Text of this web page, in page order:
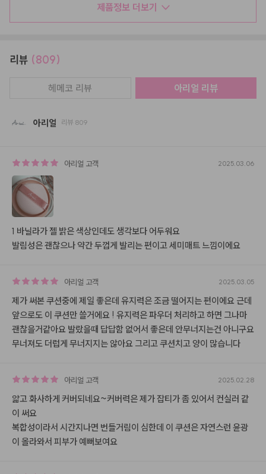
제품정보 더보기
리뷰 (809)
헤메코 리뷰 아리얼 리뷰
아리얼 리뷰 809
아리얼 고객 2025.03.06
1 바닐라가 젤 밝은 색상인데도 생각보다 어두워요
발림성은 괜찮으나 약간 두껍게 발리는 편이고 세미매트 느낌이에요
아리얼 고객 2025.03.05
제가 써본 쿠션중에 제일 좋은데 유지력은 조금 떨어지는 편이에요 근데
앞으로도 이 쿠션만 쓸거에요 ! 유지력은 파우더 처리하고 하면 그나마
괜찮을거같아요 발랐을때 답답함 없어서 좋은데 안무너지는건 아니구요
무너져도 더럽게 무너지지는 않아요 그리고 쿠션치고 양이 많습니다
아리얼 고객 2025.02.28
얇고 화사하게 커버되네요~커버력은 제가 잡티가 좀 있어서 컨실러 같
이 써요
복합성이라서 시간지나면 번들거림이 심한데 이 쿠션은 자연스런 윤광
이 올라와서 피부가 예뻐보여요